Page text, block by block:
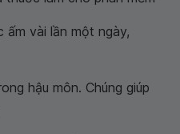
ấm vài lần một ngày,
hậu môn. Chúng giúp